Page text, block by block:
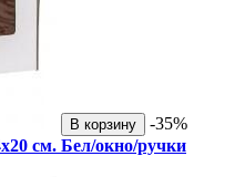
В корзину
-35%
см. Бел/окно/ручки